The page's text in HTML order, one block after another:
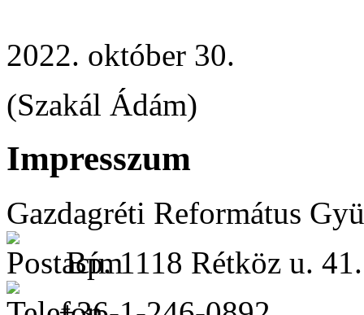
2022. október 30.
(Szakál Ádám)
Impresszum
Gazdagréti Református
Bp. 1118 Rétköz u. 41.